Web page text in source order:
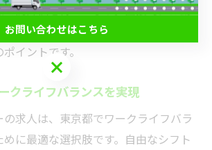
高評価を得ています。面接時には勤
を明確に伝え、企業側との相性を確認
イントです。
クライフバランスを実現
求人は、東京都でワークライフバラ
に最適な選択肢です。自由なシフト
お問い合わせはこちら
お問い合わせはこちら